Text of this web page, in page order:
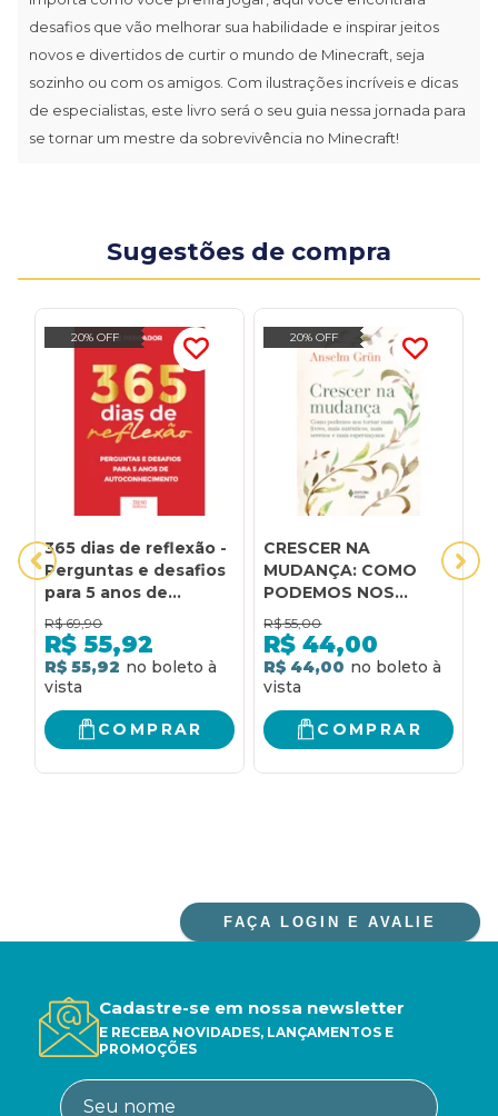
desafios que vão melhorar sua habilidade e inspirar jeitos
novos e divertidos de curtir o mundo de Minecraft, seja
sozinho ou com os amigos. Com ilustrações incríveis e dicas
de especialistas, este livro será o seu guia nessa jornada para
se tornar um mestre da sobrevivência no Minecraft!
Sugestões de compra
20% OFF
365 dias de reflexão -
Perguntas e desafios
para 5 anos de
autoconhecimento:
Perguntas e desafios
para 5 anos de
autoconhecimento
R$ 69,90
R$ 55,92
R$ 55,92
COMPRAR
20% OFF
CRESCER NA
MUDANÇA: COMO
PODEMOS NOS
TORNAR MAIS LIVRES,
MAIS AUTÊNTICOS,
MAIS SERENOS E MAIS
ESPERANÇOSOS
R$ 55,00
R$ 44,00
R$ 44,00
COMPRAR
FAÇA LOGIN E AVALIE
Cadastre-se em nossa newsletter
E RECEBA NOVIDADES, LANÇAMENTOS E
PROMOÇÕES